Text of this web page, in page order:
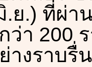
.ย.) ที่ผ่า
ว่า 200
างราบรื่น